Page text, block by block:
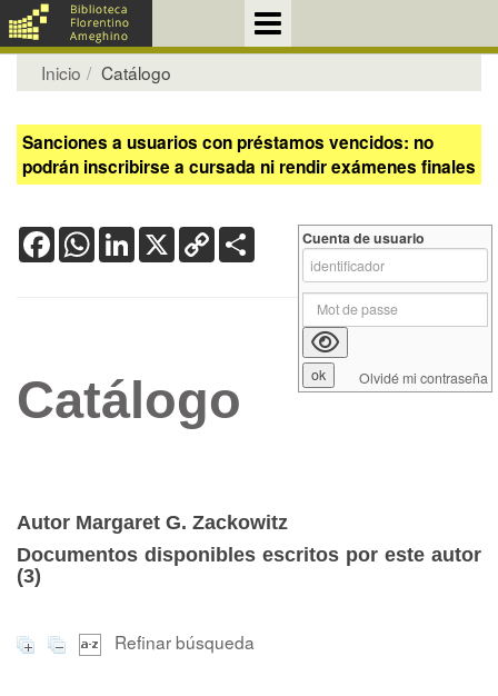
Inicio Catálogo
Sanciones a usuarios con préstamos vencidos: no
podrán inscribirse a cursada ni rendir exámenes finales
FacebookWhatsApp
LinkedIn
X Copy
Link
Catálogo
Autor Margaret G. Zackowitz
Documentos disponibles escritos por este autor
(3)
Refinar búsqueda
Cuenta de usuario
Olvidé mi contraseña